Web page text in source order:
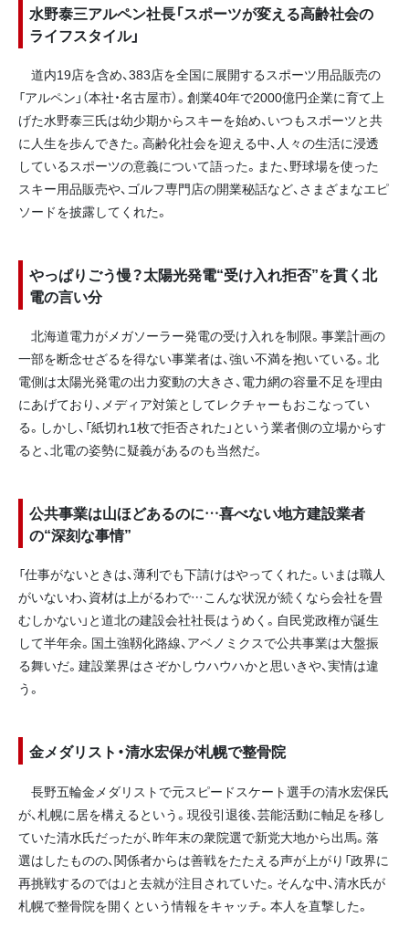
水野泰三アルペン社長「スポーツが変える高齢社会の
ライフスタイル」
道内19店を含め、383店を全国に展開するスポーツ用品販売の
「アルペン」（本社・名古屋市）。創業40年で2000億円企業に育て上
げた水野泰三氏は幼少期からスキーを始め、いつもスポーツと共
に人生を歩んできた。高齢化社会を迎える中、人々の生活に浸透
しているスポーツの意義について語った。また、野球場を使った
スキー用品販売や、ゴルフ専門店の開業秘話など、さまざまなエピ
ソードを披露してくれた。
やっぱりごう慢？太陽光発電“受け入れ拒否”を貫く北
電の言い分
北海道電力がメガソーラー発電の受け入れを制限。事業計画の
一部を断念せざるを得ない事業者は、強い不満を抱いている。北
電側は太陽光発電の出力変動の大きさ、電力網の容量不足を理由
にあげており、メディア対策としてレクチャーもおこなってい
る。しかし、「紙切れ1枚で拒否された」という業者側の立場からす
ると、北電の姿勢に疑義があるのも当然だ。
公共事業は山ほどあるのに…喜べない地方建設業者
の“深刻な事情”
「仕事がないときは、薄利でも下請けはやってくれた。いまは職人
がいないわ、資材は上がるわで…こんな状況が続くなら会社を畳
むしかない」と道北の建設会社社長はうめく。自民党政権が誕生
して半年余。国土強靱化路線、アベノミクスで公共事業は大盤振
る舞いだ。建設業界はさぞかしウハウハかと思いきや、実情は違
う。
金メダリスト・清水宏保が札幌で整骨院
長野五輪金メダリストで元スピードスケート選手の清水宏保氏
が、札幌に居を構えるという。現役引退後、芸能活動に軸足を移し
ていた清水氏だったが、昨年末の衆院選で新党大地から出馬。落
選はしたものの、関係者からは善戦をたたえる声が上がり「政界に
再挑戦するのでは」と去就が注目されていた。そんな中、清水氏が
札幌で整骨院を開くという情報をキャッチ。本人を直撃した。